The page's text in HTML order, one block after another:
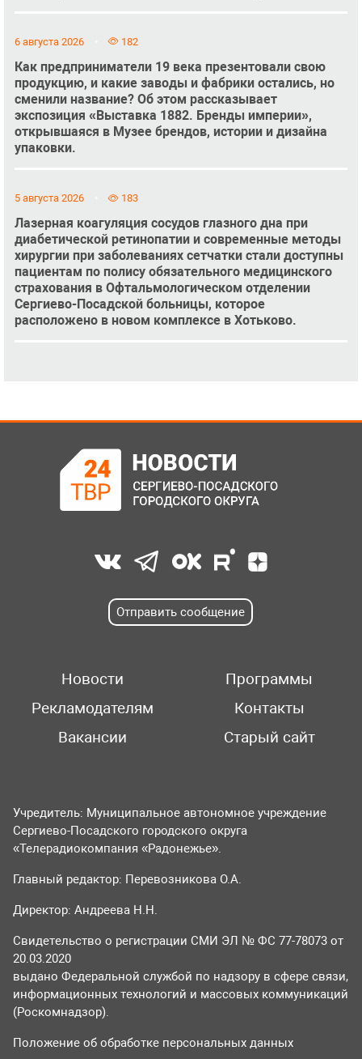
6 августа 2026 182
Как предприниматели 19 века презентовали свою
продукцию, и какие заводы и фабрики остались, но
сменили название? Об этом рассказывает
экспозиция «Выставка 1882. Бренды империи»,
открывшаяся в Музее брендов, истории и дизайна
упаковки.
5 августа 2026 183
Лазерная коагуляция сосудов глазного дна при
диабетической ретинопатии и современные методы
хирургии при заболеваниях сетчатки стали доступны
пациентам по полису обязательного медицинского
страхования в Офтальмологическом отделении
Сергиево-Посадской больницы, которое
расположено в новом комплексе в Хотьково.
Отправить сообщение
Новости
Программы
Рекламодателям
Контакты
Вакансии
Старый сайт
Учредитель: Муниципальное автономное учреждение
Сергиево-Посадского городского округа
«Телерадиокомпания «Радонежье».
Главный редактор: Перевозникова О.А.
Директор: Андреева Н.Н.
Свидетельство о регистрации СМИ ЭЛ № ФС 77-78073 от
20.03.2020
выдано Федеральной службой по надзору в сфере связи,
информационных технологий и массовых коммуникаций
(Роскомнадзор).
Положение об обработке персональных данных